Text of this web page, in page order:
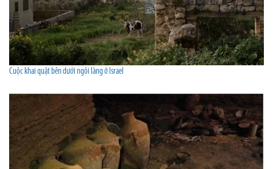
Cuộc khai quật bên dưới ngôi làng ở Israel